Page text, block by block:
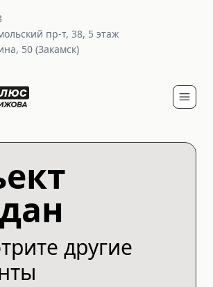
пр-т, 38, 5 этаж
50 (Закамск)
другие